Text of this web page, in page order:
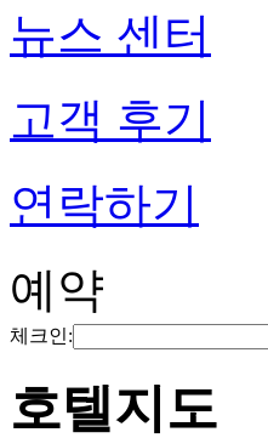
뉴스 센터
고객 후기
연락하기
예약
체크인:
호텔지도